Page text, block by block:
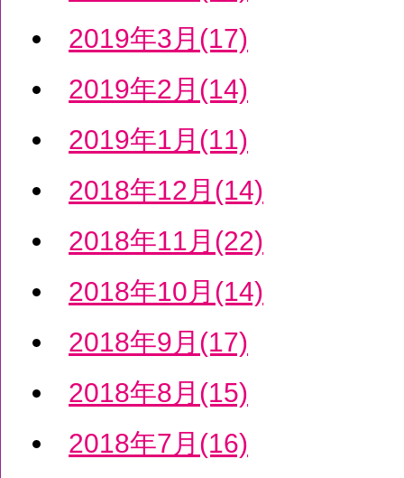
2019年3月(17)
2019年2月(14)
2019年1月(11)
2018年12月(14)
2018年11月(22)
2018年10月(14)
2018年9月(17)
2018年8月(15)
2018年7月(16)